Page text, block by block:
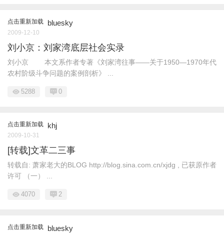
点击重新加载 bluesky
2009-12-10
刘小京：刘家湾底层社会实录
刘小京 本文系作者专著《刘家湾往事——关于1950—1970年代
农村阶级斗争问题的案例剖析》 ...
5288 0
点击重新加载 khj
2009-10-31
[转载]文革二三事
转载自: 萧家老大的BLOG http://blog.sina.com.cn/xjdg , 已获原作者
许可 （一） ...
4070 2
点击重新加载 bluesky